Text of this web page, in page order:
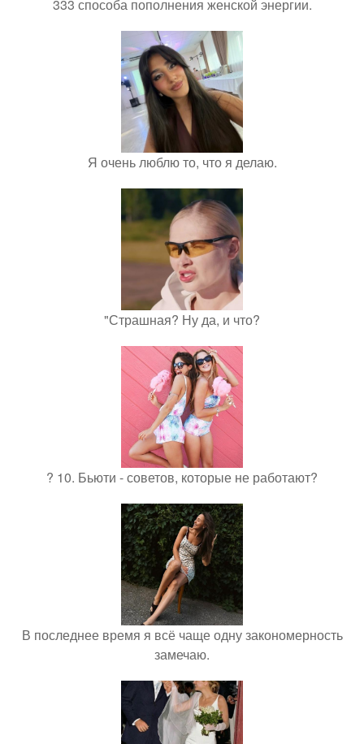
333 способа пополнения женской энергии.
Я очень люблю то, что я делаю.
"Страшная? Ну да, и что?
? 10. Бьюти - советов, которые не работают?
В последнее время я всё чаще одну закономерность
замечаю.